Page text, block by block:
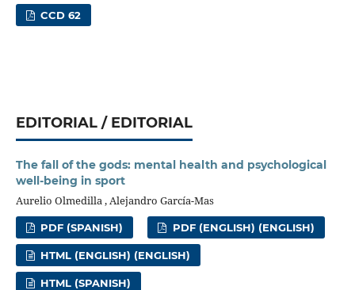
CCD 62
EDITORIAL / EDITORIAL
The fall of the gods: mental health and psychological
well-being in sport
Aurelio Olmedilla , Alejandro García-Mas
PDF (SPANISH) PDF (ENGLISH) (ENGLISH)
HTML (ENGLISH) (ENGLISH)
HTML (SPANISH)